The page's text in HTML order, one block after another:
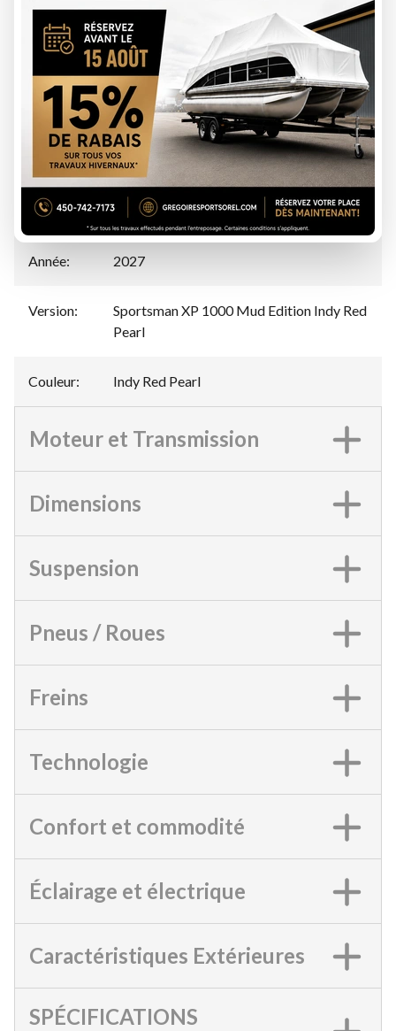
ÉVALUATION DE VOTRE ÉCHANGE
Spécifications
Manufacturier:
Polaris
Modèle: Sportsman XP 1000 Mud Edition
Année: 2027
Version:
Sportsman XP 1000 Mud Edition Indy Red
Pearl
Couleur: Indy Red Pearl
Moteur et Transmission
Dimensions
Suspension
Pneus / Roues
Freins
Technologie
Confort et commodité
Éclairage et électrique
Caractéristiques Extérieures
SPÉCIFICATIONS